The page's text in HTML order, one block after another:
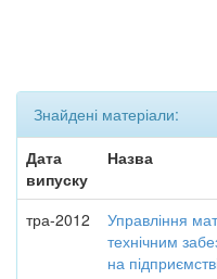
Знайдені матеріали:
Дата
випуску
Назва
тра-2012
Управління
технічним
на